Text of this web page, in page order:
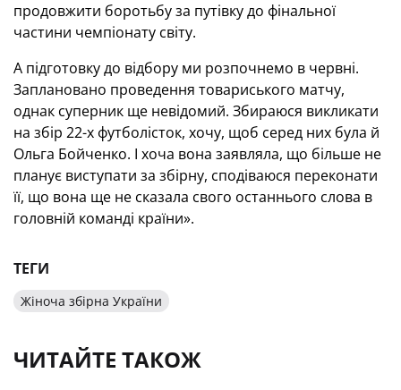
продовжити боротьбу за путівку до фінальної
частини чемпіонату світу.
А підготовку до відбору ми розпочнемо в червні.
Заплановано проведення товариського матчу,
однак суперник ще невідомий. Збираюся викликати
на збір 22-х футболісток, хочу, щоб серед них була й
Ольга Бойченко. І хоча вона заявляла, що більше не
планує виступати за збірну, сподіваюся переконати
її, що вона ще не сказала свого останнього слова в
головній команді країни».
ТЕГИ
Жіноча збірна України
ЧИТАЙТЕ ТАКОЖ